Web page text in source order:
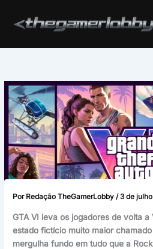
Por Redação TheGamerLobby/3 de
GTA VI leva os jogadores de volta
estado fictício muito maior
mergulha fundo em tudo que a